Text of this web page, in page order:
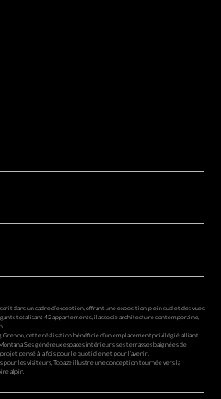
dans un cadre d’exception, offrant une exposition plein sud et des vues
totalisant 42 appartements, il associe architecture contemporaine,
Grenon, cette réalisation bénéficie d’un emplacement privilégié, alliant
Ses généreux espaces intérieurs, ses terrasses baignées de
pensé à la fois pour le quotidien et pour l’avenir.
les visiteurs, Topaze illustre une conception tournée vers la
alpin.